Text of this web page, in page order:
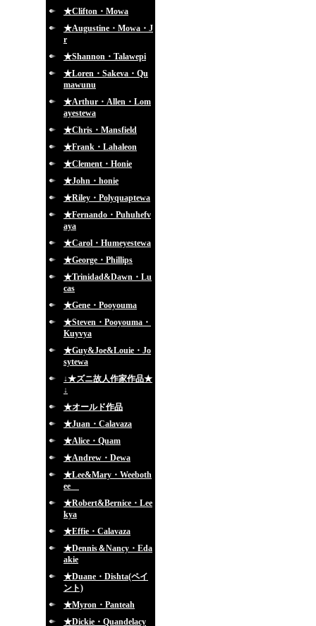
★Clifton・Mowa
★Augustine・Mowa・J
r
★Shannon・Talawepi
★Loren・Sakeva・Qu
mawunu
★Arthur・Allen・Lom
ayestewa
★Chris・Mansfield
★Frank・Lahaleon
★Clement・Honie
★John・honie
★Riley・Polyquaptewa
★Fernando・Puhuhefv
aya
★Carol・Humeyestewa
★George・Phillips
★Trinidad&Dawn・Lu
cas
★Gene・Pooyouma
★Steven・Pooyouma・
Kuyvya
★Guy&Joe&Louie・Jo
sytewa
↓★ズニ故人作家作品★
↓
★オールド作品
★Juan・Calavaza
★Alice・Quam
★Andrew・Dewa
★Lee&Mary・Weeboth
ee
★Robert&Bernice・Lee
kya
★Effie・Calavaza
★Dennis＆Nancy・Eda
akie
★Duane・Dishta(ペイ
ント)
★Myron・Panteah
★Dickie・Quandelacy